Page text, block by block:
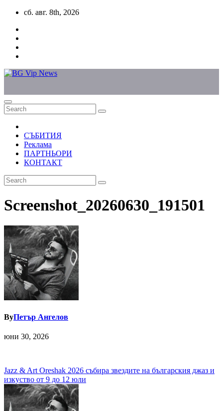
Skip
content
сб. авг. 8th, 2026
СЪБИТИЯ
Реклама
ПАРТНЬОРИ
КОНТАКТ
Screenshot_20260630_191501
ByПетър Ангелов
юни 30, 2026
Навигация
Jazz & Art Oreshak 2026 събира звездите на българския джаз и
изкуство от 9 до 12 юли